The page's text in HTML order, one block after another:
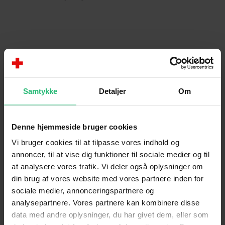
Samtykke Detaljer Om
Denne hjemmeside bruger cookies
Vi bruger cookies til at tilpasse vores indhold og
annoncer, til at vise dig funktioner til sociale medier og til
at analysere vores trafik. Vi deler også oplysninger om
din brug af vores website med vores partnere inden for
sociale medier, annonceringspartnere og
analysepartnere. Vores partnere kan kombinere disse
data med andre oplysninger, du har givet dem, eller som
Millioner af mennesker i Yemen
udholder ufattelige lidelser –
konflikt, sult og sygdom holder
landet i et jerngreb. Forældre